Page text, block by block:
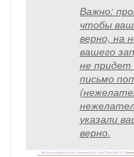
Важно:
чтобы
верно, на
вашего
не придет
письмо
указали
верно.